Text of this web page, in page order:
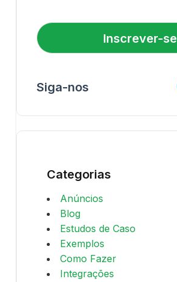
N
o
m
l
*
Inscrever-se
Siga-nos
Categorias
Anúncios
Blog
Estudos de Caso
Exemplos
Como Fazer
Integrações